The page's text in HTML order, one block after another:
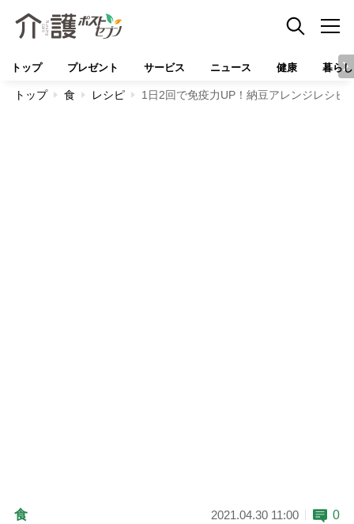
トップ プレゼント サービス ニュース 健康 暮らし
トップ 食 レシピ 1日2回で免疫力UP！納豆アレンジレシピ
食 2021.04.30 11:00 0